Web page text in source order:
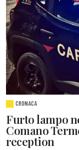
CRONACA
Furto lampo
Comano
reception